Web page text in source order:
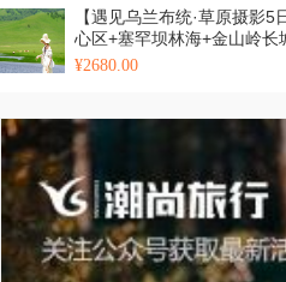
【遇见乌兰布统·草原摄影
心区+塞罕坝林海+金山岭长
鹿＋12人品质团+2-12人私家
¥2680.00